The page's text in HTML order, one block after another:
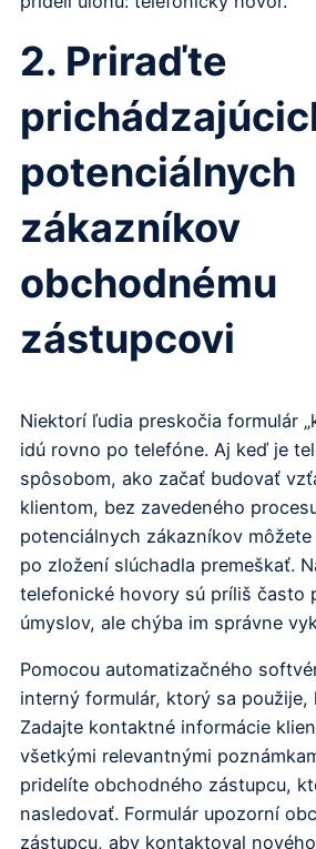
2. Priraďte
potenciálnych
zákazníkov
obchodnému
zástupcovi
Niektorí ľudia preskočia formulár
idú rovno po telefóne. Aj keď je
spôsobom, ako začať budovať
klientom, bez zavedeného
potenciálnych zákazníkov
po zložení slúchadla premeškať.
telefonické hovory sú príliš často
úmyslov, ale chýba im správne
Pomocou automatizačného
interný formulár, ktorý sa použije,
Zadajte kontaktné informácie
všetkými relevantnými
pridelíte obchodného zástupcu,
nasledovať. Formulár upozorní
zástupcu, aby kontaktoval